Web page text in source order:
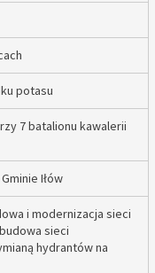
potasu
7 batalionu kawalerii
Iłów
i modernizacja sieci
sieci
hydrantów na